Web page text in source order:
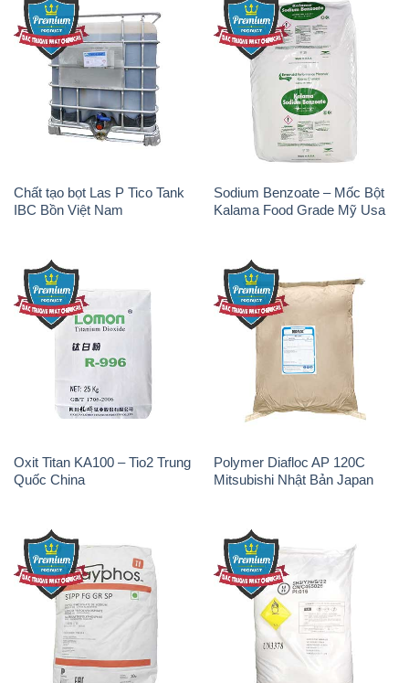
Chất tạo bọt Las P Tico Tank
IBC Bồn Việt Nam
Sodium Benzoate – Mốc Bột
Kalama Food Grade Mỹ Usa
Oxit Titan KA100 – Tio2 Trung
Quốc China
Polymer Diafloc AP 120C
Mitsubishi Nhật Bản Japan